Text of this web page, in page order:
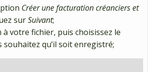
Créer une facturation créanciers et
surSuivant;
votre fichier, puis choisissez le
souhaitez qu’il soit enregistré;